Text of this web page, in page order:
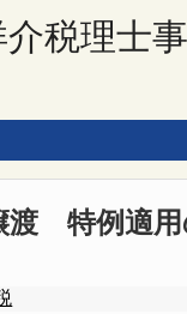
税理士事
渡 特例適